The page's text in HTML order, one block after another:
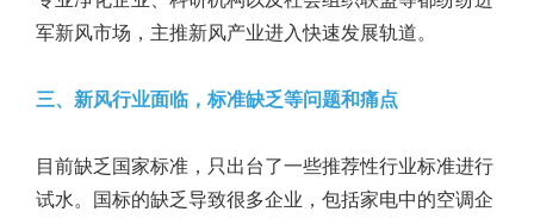
军新风市场，主推新风产业进入快速发展轨道。
三、新风行业面临，标准缺乏等问题和痛点
目前缺乏国家标准，只出台了一些推荐性行业标准进行
试水。国标的缺乏导致很多企业，包括家电中的空调企